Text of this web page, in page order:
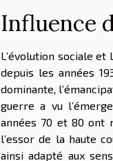
Influence
L’évolution sociale
depuis les années
dominante,
guerre a vu
années 70 et 80 ont
l’essor de la haute
ainsi adapté aux